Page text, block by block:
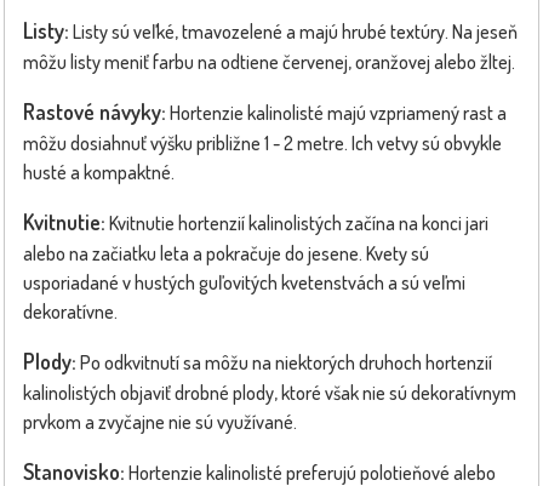
Listy: Listy sú veľké, tmavozelené a majú hrubé textúry. Na jeseň
môžu listy meniť farbu na odtiene červenej, oranžovej alebo žltej.
Rastové návyky: Hortenzie kalinolisté majú vzpriamený rast a
môžu dosiahnuť výšku približne 1 - 2 metre. Ich vetvy sú obvykle
husté a kompaktné.
Kvitnutie: Kvitnutie hortenzií kalinolistých začína na konci jari
alebo na začiatku leta a pokračuje do jesene. Kvety sú
usporiadané v hustých guľovitých kvetenstvách a sú veľmi
dekoratívne.
Plody: Po odkvitnutí sa môžu na niektorých druhoch hortenzií
kalinolistých objaviť drobné plody, ktoré však nie sú dekoratívnym
prvkom a zvyčajne nie sú využívané.
Stanovisko: Hortenzie kalinolisté preferujú polotieňové alebo